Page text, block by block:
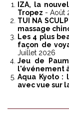
IZA, la
Tropez - Août
TUI NA
massage
Les 4 plus
façon de
Juillet 2026
Jeu de
l'événement
Aqua Kyoto :
avec vue sur